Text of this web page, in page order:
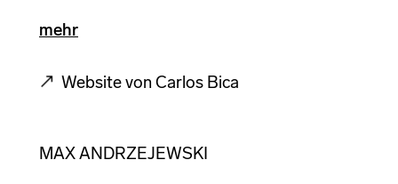
mehr
Website von Carlos Bica
MAX ANDRZEJEWSKI